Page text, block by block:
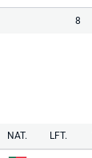
8
NAT. LFT.